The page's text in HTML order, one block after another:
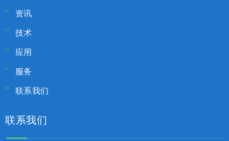
资讯
技术
应用
服务
联系我们
联系我们